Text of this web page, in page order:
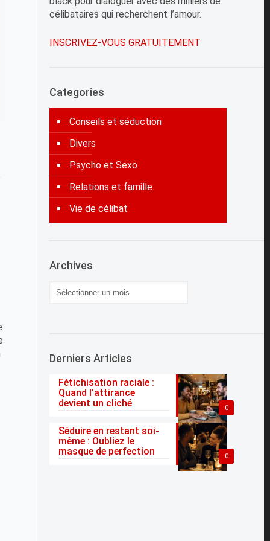
célibataires qui recherchent l’amour.
INSCRIVEZ-VOUS GRATUITEMENT
Categories
Conseils et séduction
Divers
Psycho et Sexo
Relations et famille
Vie de célibat
Archives
Archives
Derniers Articles
0
Fétichisation raciale :
Quand l’attirance
devient un cliché
0
Séduire en restant soi-
même : Oubliez le
masque de perfection